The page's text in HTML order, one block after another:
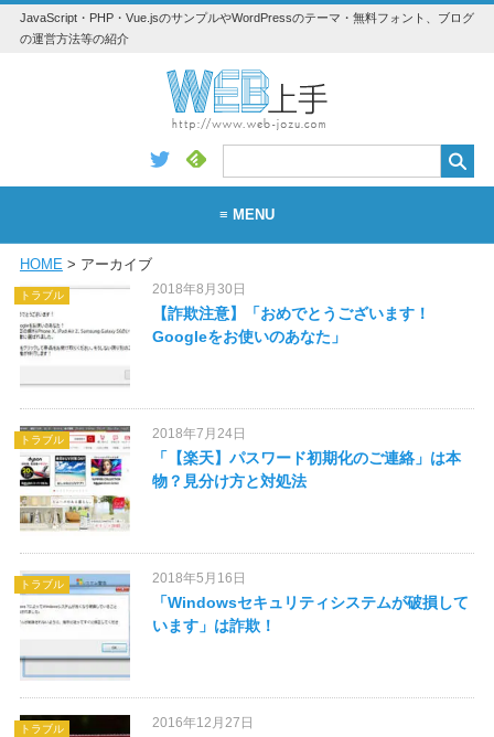
JavaScript・PHP・Vue.jsのサンプルやWordPressのテーマ・無料フォント、ブログ
の運営方法等の紹介
≡ MENU
WordPress
Python
JavaScript
HOME> アーカイブ
トラブル 2018年8月30日
【詐欺注意】「おめでとうございます！
Googleをお使いのあなた」
トラブル 2018年7月24日
「【楽天】パスワード初期化のご連絡」は本
物？見分け方と対処法
トラブル 2018年5月16日
「Windowsセキュリティシステムが破損して
います」は詐欺！
トラブル 2016年12月27日